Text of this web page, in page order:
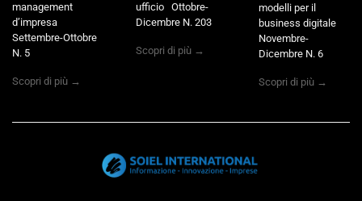
management
d’impresa
Settembre-Ottobre
N. 5
Scopri di più →
ufficio Ottobre-
Dicembre N. 203
Scopri di più →
modelli per il
business digitale
Novembre-
Dicembre N. 6
Scopri di più →